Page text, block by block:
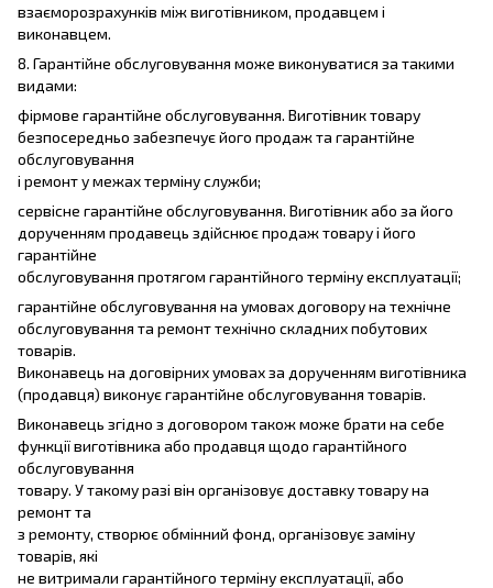
взаєморозрахунків між виготівником, продавцем і
виконавцем.
8. Гарантійне обслуговування може виконуватися за такими
видами:
фірмове гарантійне обслуговування. Виготівник товару
безпосередньо забезпечує його продаж та гарантійне
обслуговування
і ремонт у межах терміну служби;
сервісне гарантійне обслуговування. Виготівник або за його
дорученням продавець здійснює продаж товару і його
гарантійне
обслуговування протягом гарантійного терміну експлуатації;
гарантійне обслуговування на умовах договору на технічне
обслуговування та ремонт технічно складних побутових
товарів.
Виконавець на договірних умовах за дорученням виготівника
(продавця) виконує гарантійне обслуговування товарів.
Виконавець згідно з договором також може брати на себе
функції виготівника або продавця щодо гарантійного
обслуговування
товару. У такому разі він організовує доставку товару на
ремонт та
з ремонту, створює обмінний фонд, організовує заміну
товарів, які
не витримали гарантійного терміну експлуатації, або